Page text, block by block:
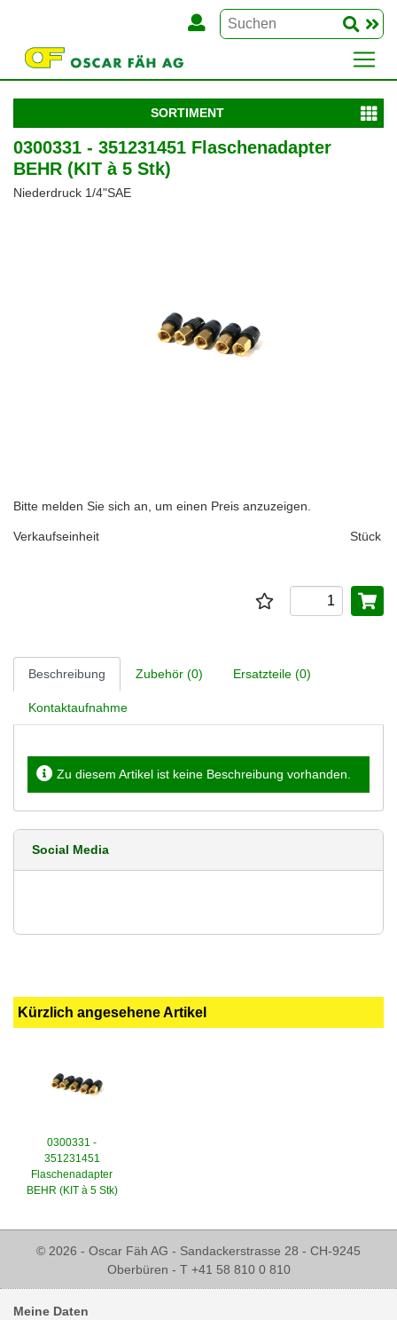
SORTIMENT
0300331 - 351231451 Flaschenadapter
BEHR (KIT à 5 Stk)
Niederdruck 1/4"SAE
Bitte melden Sie sich an, um einen Preis anzuzeigen.
Verkaufseinheit Stück
Beschreibung Zubehör (0) Ersatzteile (0)
Kontaktaufnahme
Zu diesem Artikel ist keine Beschreibung vorhanden.
Social Media
Kürzlich angesehene Artikel
0300331 -
351231451
Flaschenadapter
BEHR (KIT à 5 Stk)
© 2026 - Oscar Fäh AG - Sandackerstrasse 28 - CH-9245
Oberbüren - T +41 58 810 0 810
Meine Daten